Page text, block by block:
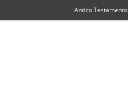
Antico Testamento